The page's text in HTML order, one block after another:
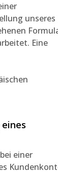
unseres
Eine
einer